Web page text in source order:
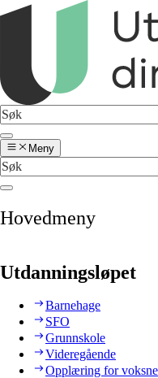
Meny
Hovedmeny
Utdanningsløpet
Barnehage
SFO
Grunnskole
Videregående
Opplæring for voksne